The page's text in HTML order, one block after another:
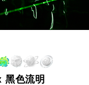
色流明